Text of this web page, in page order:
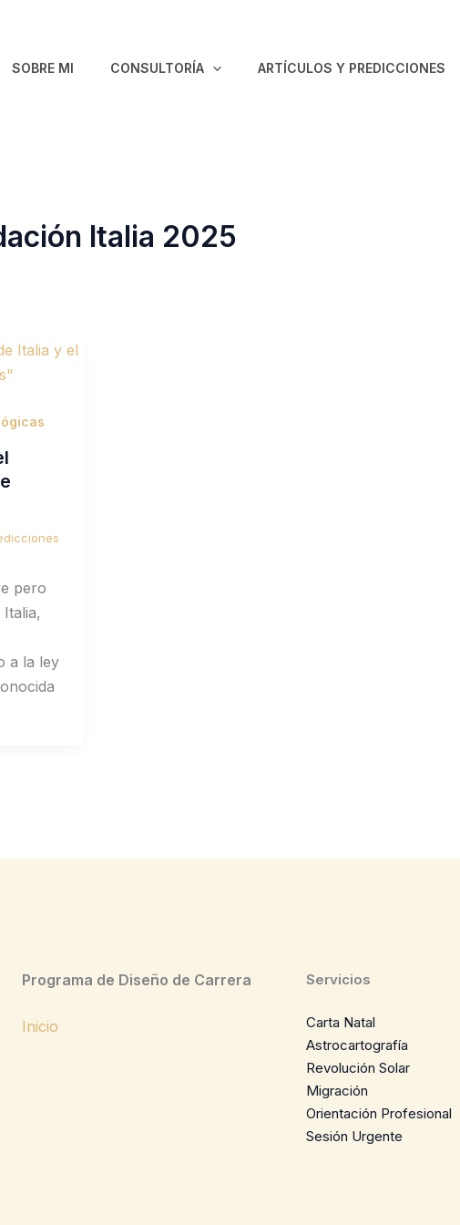
SOBRE MI CONSULTORÍA ARTÍCULOS Y PREDICCIONES
Italia 2025
pero
a la ley
Programa de Diseño de Carrera
Inicio
Servicios
Carta Natal
Astrocartografía
Revolución Solar
Migración
Orientación Profesional
Sesión Urgente